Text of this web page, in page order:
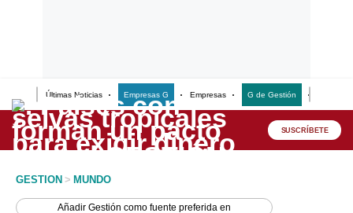
Últimas Noticias Empresas G Empresas G de Gestión
Lo último
Peru Quiosco SUSCRÍBETE
GESTION > MUNDO
AñadirGestión como fuente preferida en